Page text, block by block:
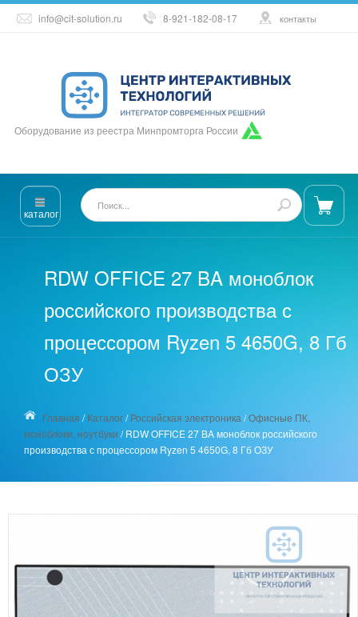
info@cit-solution.ru 8-921-182-08-17 контакты
Оборудование из реестра Минпромторга России
каталог
RDW OFFICE 27 BA моноблок
российского производства с
процессором Ryzen 5 4650G, 8 Гб
ОЗУ
Главная /Каталог/Российская электроника /Офисные ПК,
моноблоки, ноутбуки /RDW OFFICE 27 BA моноблок российского
производства с процессором Ryzen 5 4650G, 8 Гб ОЗУ